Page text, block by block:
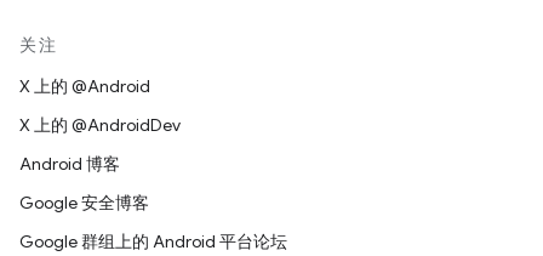
关注
X 上的 @Android
X 上的 @AndroidDev
Android 博客
Google 安全博客
Google 群组上的 Android 平台论坛